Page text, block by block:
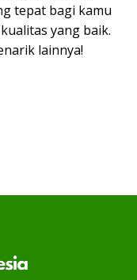
tepat bagi kamu
yang baik.
lainnya!